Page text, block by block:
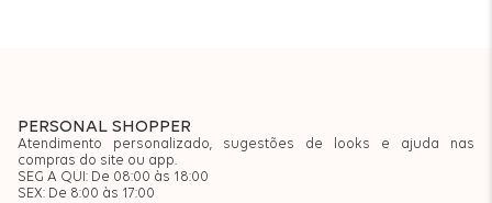
PERSONAL SHOPPER
Atendimento personalizado, sugestões de looks e ajuda nas
compras do site ou app.
SEG A QUI: De 08:00 às 18:00
SEX: De 8:00 às 17:00